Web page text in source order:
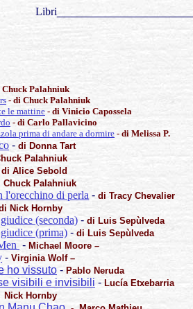
Libri
Chuck Palahniuk
- di Chuck Palahniuk
le mattine - di Vinicio Capossela
- di Carlo Pallavicino
prima di andare a dormire - di Melissa P.
- di Donna Tart
Palahniuk
di Alice Sebold
Chuck Palahniuk
l'orecchino di perla - di Tracy Chevalier
Nick Hornby
(seconda) - di Luis Sepùlveda
(prima) - di Luis Sepùlveda
- Michael Moore –
- Virginia Wolf –
ho vissuto - Pablo Neruda
visibili e invisibili - Lucía Etxebarria
Nick Hornby